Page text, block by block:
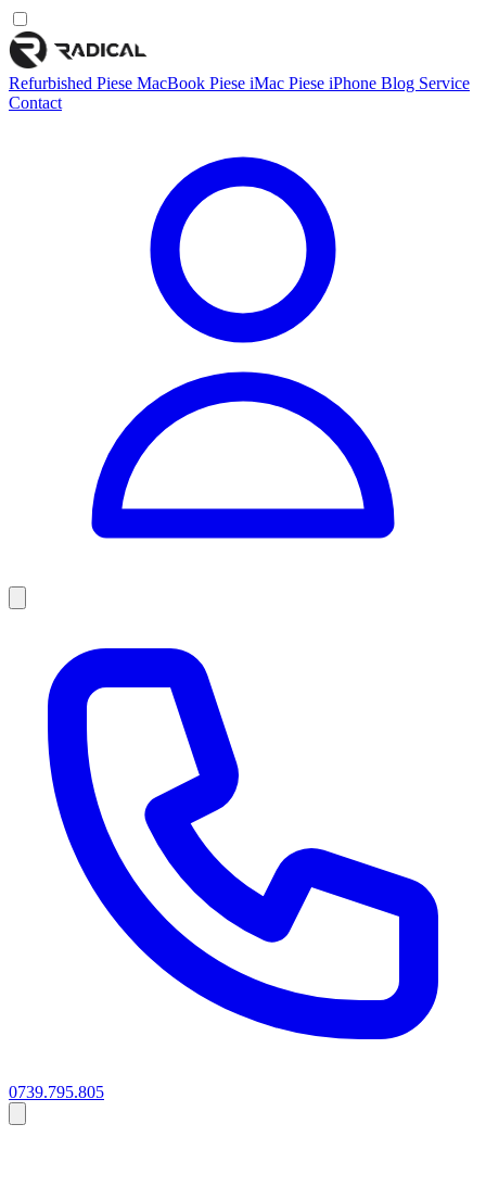
Refurbished Piese MacBook Piese iMac Piese iPhone Blog Service
Contact
0739.795.805